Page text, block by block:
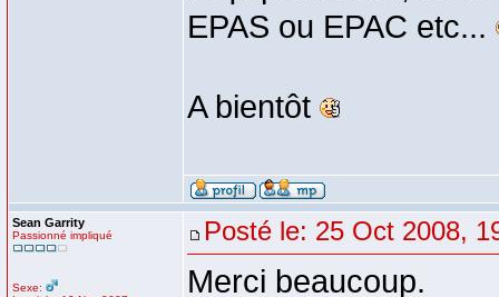
EPAS ou EPAC etc...
A bientôt
Sean Garrity
Passionné impliqué
Sexe:
Posté le: 25 Oct 2008,
Merci beaucoup.